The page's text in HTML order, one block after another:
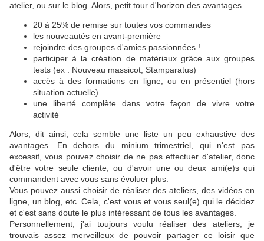
atelier, ou sur le blog. Alors, petit tour d'horizon des avantages.
20 à 25% de remise sur toutes vos commandes
les nouveautés en avant-première
rejoindre des groupes d'amies passionnées !
participer à la création de matériaux grâce aux groupes
tests (ex : Nouveau massicot, Stamparatus)
accès à des formations en ligne, ou en présentiel (hors
situation actuelle)
une liberté complète dans votre façon de vivre votre
activité
Alors, dit ainsi, cela semble une liste un peu exhaustive des
avantages. En dehors du minium trimestriel, qui n'est pas
excessif, vous pouvez choisir de ne pas effectuer d'atelier, donc
d'être votre seule cliente, ou d'avoir une ou deux ami(e)s qui
commandent avec vous sans évoluer plus.
Vous pouvez aussi choisir de réaliser des ateliers, des vidéos en
ligne, un blog, etc. Cela, c'est vous et vous seul(e) qui le décidez
et c'est sans doute le plus intéressant de tous les avantages.
Personnellement, j'ai toujours voulu réaliser des ateliers, je
trouvais assez merveilleux de pouvoir partager ce loisir que